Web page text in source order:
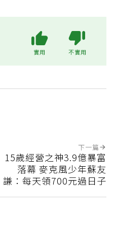
實用 不實用
下一篇
15歲經營之神3.9億暴富
落幕 麥克風少年蘇友
謙：每天領700元過日子